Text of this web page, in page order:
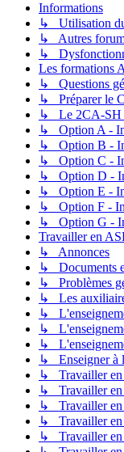
Informations
↳ Utilisation
↳ Autres
↳
Les formations
↳ Questions
↳ Préparer le
↳ Le 2CA-SH
↳ Option A -
↳ Option B -
↳ Option C -
↳ Option D -
↳ Option E -
↳ Option F -
↳ Option G -
Travailler en
↳ Annonces
↳ Documents
↳ Problèmes
↳ Les
↳
↳
↳
↳ Enseigner à
↳ Travailler en
↳ Travailler
↳ Travailler en
↳ Travailler en
↳ Travailler